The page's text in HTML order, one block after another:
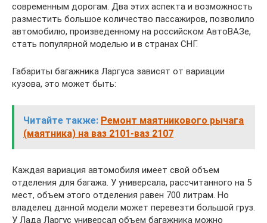
современным дорогам. Два этих аспекта и возможность
разместить большое количество пассажиров, позволило
автомобилю, произведенному на российском АвтоВАЗе,
стать популярной моделью и в странах СНГ.
Габариты багажника Ларгуса зависят от вариации
кузова, это может быть:
Читайте также: Ремонт маятникового рычага
(маятника) на ваз 2101-ваз 2107
Каждая вариация автомобиля имеет свой объем
отделения для багажа. У универсала, рассчитанного на 5
мест, объем этого отделения равен 700 литрам. Но
владелец данной модели может перевезти большой груз.
У Лада Ларгус универсал объем багажника можно